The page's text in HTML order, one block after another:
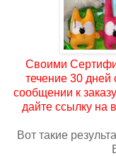
Своими
течение 30 дней
сообщении к
дайте ссылку на
Вот такие